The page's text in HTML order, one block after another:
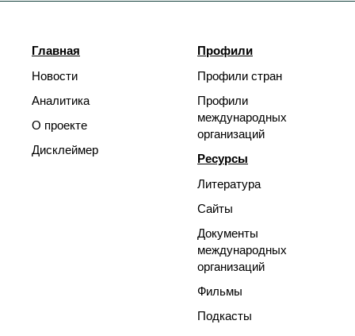
Главная
Новости
Аналитика
О проекте
Дисклеймер
Профили
Профили стран
Профили
международных
организаций
Ресурсы
Литература
Сайты
Документы
международных
организаций
Фильмы
Подкасты